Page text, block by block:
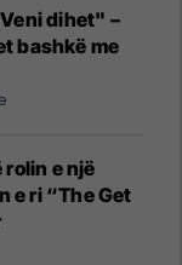
dihet" –
bashkë me
rolin e një
e ri “The Get